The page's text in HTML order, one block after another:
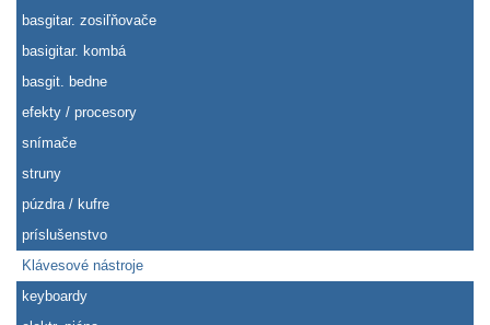
basgitar. zosiľňovače
basigitar. kombá
basgit. bedne
efekty / procesory
snímače
struny
púzdra / kufre
príslušenstvo
Klávesové nástroje
keyboardy